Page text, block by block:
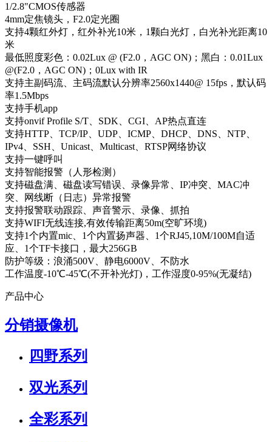
1/2.8"CMOS传感器
4mm定焦镜头，F2.0定光圈
支持4颗红外灯，红外补光10米，1颗白光灯，白光补光距离10
米
最低照度彩色：0.02Lux @ (F2.0，AGC ON)；黑白：0.01Lux
@(F2.0，AGC ON)；0Lux with IR
支持主副码流、主码流默认分辨率2560x1440@ 15fps，默认码
率1.5Mbps
支持手机app
支持onvif Profile S/T、SDK、CGI、AP热点直连
支持HTTP、TCP/IP、UDP、ICMP、DHCP、DNS、NTP、
IPv4、SSH、Unicast、Multicast、RTSP网络协议
支持一键呼叫
支持智能报警（人形检测）
支持磁盘满、磁盘读写错误、录像异常、IP冲突、MAC冲
突、网线断（日志）异常报警
支持报警联动跟踪、声音警示、录像、抓拍
支持WIFI无线连接,有效传输距离50m(空旷环境)
支持1个内置mic、1个内置扬声器、1个RJ45,10M/100M自适
应、1个TF卡接口，最大256GB
防护等级：浪涌500V、静电6000V、不防水
工作温度-10℃-45℃(不开补光灯)，工作湿度0-95%(无凝结)
产品中心
分销摄像机
四野系列
双光系列
全彩系列